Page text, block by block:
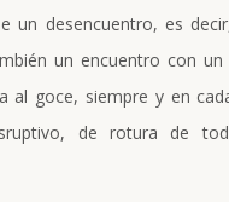
un desencuentro, es
un encuentro con un
al goce, siempre y en
de rotura de